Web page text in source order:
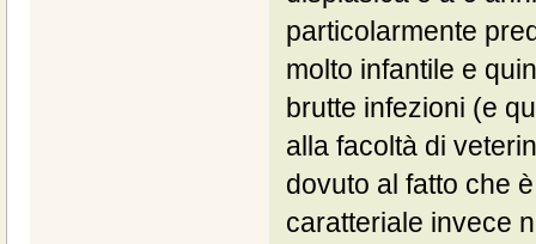
particolarmente
molto infantile e
brutte infezioni (e
alla facoltà di
dovuto al fatto che
caratteriale invece